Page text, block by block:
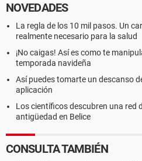
NOVEDADES
La regla de los 10 mil pasos. Un
realmente necesario para la salud
¡No caigas! Así es como te
temporada navideña
Así puedes tomarte un descanso
aplicación
Los científicos descubren una red
antigüedad en Belice
CONSULTA TAMBIÉN